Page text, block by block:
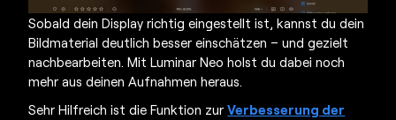
Sobald dein Display richtig eingestellt ist, kannst du dein
Bildmaterial deutlich besser einschätzen – und gezielt
nachbearbeiten. Mit Luminar Neo holst du dabei noch
mehr aus deinen Aufnahmen heraus.
Sehr Hilfreich ist die Funktion zur Verbesserung der